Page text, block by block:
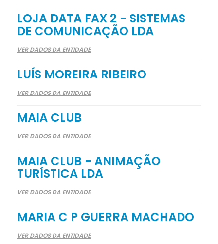
LOJA DATA FAX 2 - SISTEMAS
DE COMUNICAÇÃO LDA
VER DADOS DA ENTIDADE
LUÍS MOREIRA RIBEIRO
VER DADOS DA ENTIDADE
MAIA CLUB
VER DADOS DA ENTIDADE
MAIA CLUB - ANIMAÇÃO
TURÍSTICA LDA
VER DADOS DA ENTIDADE
MARIA C P GUERRA MACHADO
VER DADOS DA ENTIDADE